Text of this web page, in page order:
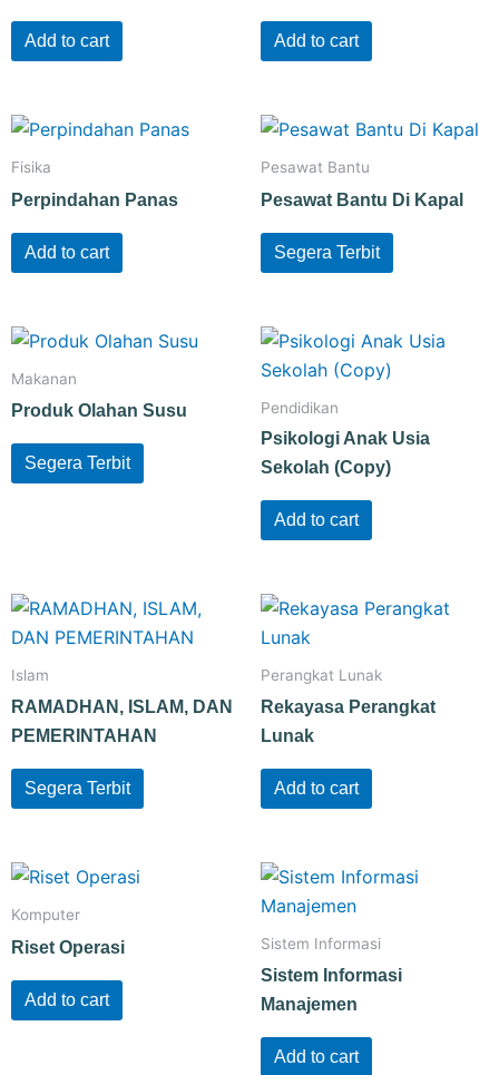
Add to cart Add to cart
Fisika
Perpindahan Panas
Add to cart
Pesawat Bantu
Pesawat Bantu Di Kapal
Segera Terbit
Makanan
Produk Olahan Susu
Segera Terbit
Pendidikan
Psikologi Anak Usia
Sekolah (Copy)
Add to cart
Islam
RAMADHAN, ISLAM, DAN
PEMERINTAHAN
Segera Terbit
Perangkat Lunak
Rekayasa Perangkat
Lunak
Add to cart
Komputer
Riset Operasi
Add to cart
Sistem Informasi
Sistem Informasi
Manajemen
Add to cart